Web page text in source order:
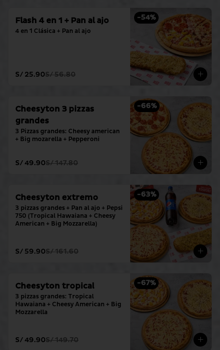
-54%
Flash 4 en 1 + Pan al ajo
4 en 1 Clásica + Pan al ajo
S/ 25.90S/ 56.80
-66%
Cheesyton 3 pizzas
grandes
3 Pizzas grandes: Cheesy american
+ Big mozarella + Pepperoni
S/ 49.90S/ 147.80
-63%
Cheesyton extremo
3 pizzas grandes + Pan al ajo + Pepsi
750 (Tropical Hawaiana + Cheesy
American + Big Mozzarella)
S/ 59.90S/ 161.60
-67%
Cheesyton tropical
3 pizzas grandes: Tropical
Hawaiana + Cheesy American + Big
Mozzarella
S/ 49.90S/ 149.70